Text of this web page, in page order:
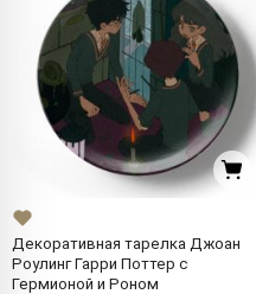
Декоративная тарелка Джоан
Роулинг Гарри Поттер с
Гермионой и Роном